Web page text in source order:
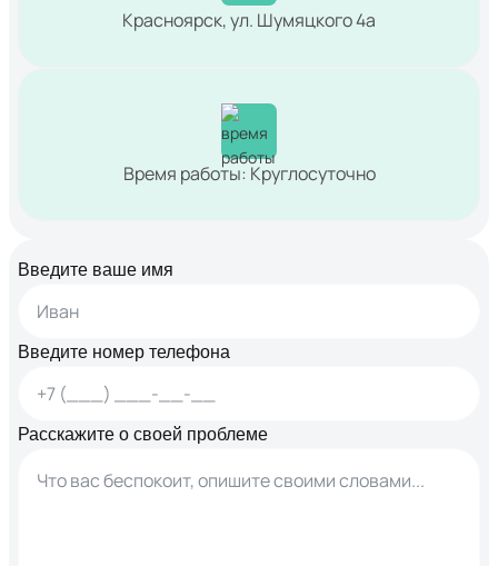
Красноярск, ул. Шумяцкого 4а
Время работы: Круглосуточно
Введите ваше имя
Введите номер телефона
Расскажите о своей проблеме